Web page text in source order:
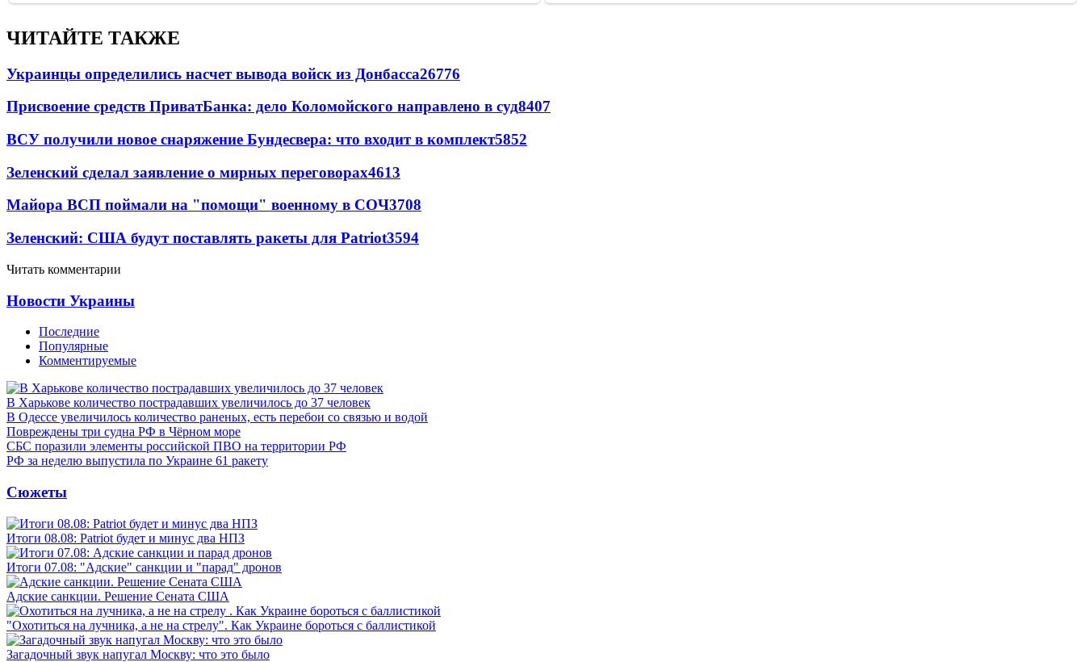
ЧИТАЙТЕ ТАКЖЕ
Украинцы определились насчет вывода войск из Донбасса26776
Присвоение средств ПриватБанка: дело Коломойского направлено в суд8407
ВСУ получили новое снаряжение Бундесвера: что входит в комплект5852
Зеленский сделал заявление о мирных переговорах4613
Майора ВСП поймали на "помощи" военному в СОЧ3708
Зеленский: США будут поставлять ракеты для Patriot3594
Читать комментарии
Новости Украины
Последние
Популярные
Комментируемые
В Харькове количество пострадавших увеличилось до 37 человек
В Одессе увеличилось количество раненых, есть перебои со связью и водой
Повреждены три судна РФ в Чёрном море
СБС поразили элементы российской ПВО на территории РФ
РФ за неделю выпустила по Украине 61 ракету
Сюжеты
Итоги 08.08: Patriot будет и минус два НПЗ
Итоги 07.08: "Адские" санкции и "парад" дронов
Адские санкции. Решение Сената США
"Охотиться на лучника, а не на стрелу". Как Украине бороться с баллистикой
Загадочный звук напугал Москву: что это было